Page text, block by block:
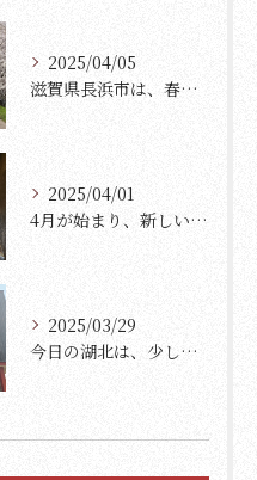
2025/04/05
滋賀県長浜市は、春の訪れとともに美しい桜が満開になります。
2025/04/01
4月が始まり、新しいスタートを迎えた方々も多いのではないでし...
2025/03/29
今日の湖北は、少し肌寒く、さらに一段と寒さを感じる日です。